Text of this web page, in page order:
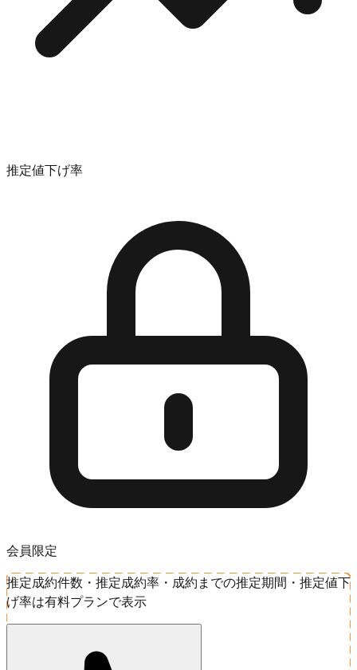
推定値下げ率
会員限定
推定成約件数・推定成約率・成約までの推定期間・推定値下
げ率は有料プランで表示